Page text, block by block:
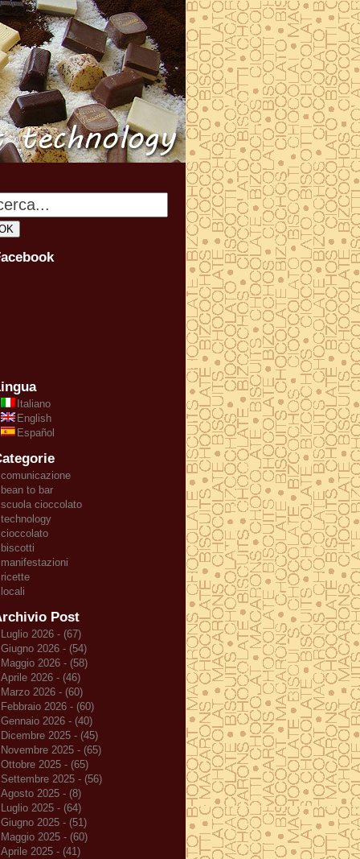
Italiano
English
Español
comunicazione
bean to bar
scuola cioccolato
technology
cioccolato
biscotti
manifestazioni
ricette
locali
Post
Luglio 2026 - (67)
Giugno 2026 - (54)
Maggio 2026 - (58)
Aprile 2026 - (46)
Marzo 2026 - (60)
Febbraio 2026 - (60)
Gennaio 2026 - (40)
Dicembre 2025 - (45)
Novembre 2025 - (65)
Ottobre 2025 - (65)
Settembre 2025 - (56)
Agosto 2025 - (8)
Luglio 2025 - (64)
Giugno 2025 - (51)
Maggio 2025 - (60)
Aprile 2025 - (41)